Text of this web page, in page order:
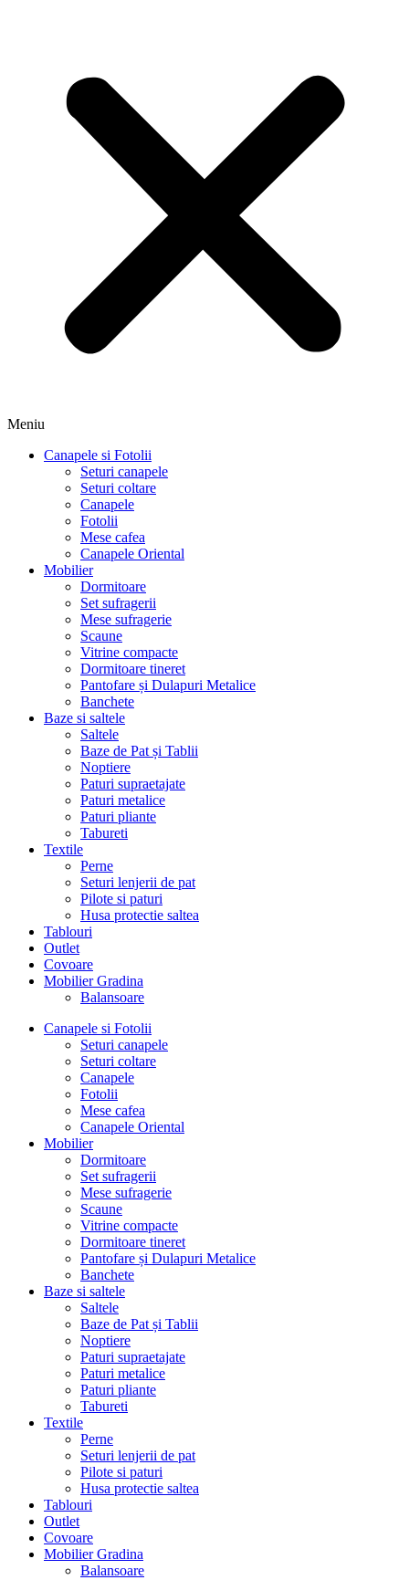
Meniu
Canapele si Fotolii
Seturi canapele
Seturi coltare
Canapele
Fotolii
Mese cafea
Canapele Oriental
Mobilier
Dormitoare
Set sufragerii
Mese sufragerie
Scaune
Vitrine compacte
Dormitoare tineret
Pantofare și Dulapuri Metalice
Banchete
Baze si saltele
Saltele
Baze de Pat și Tablii
Noptiere
Paturi supraetajate
Paturi metalice
Paturi pliante
Tabureti
Textile
Perne
Seturi lenjerii de pat
Pilote si paturi
Husa protectie saltea
Tablouri
Outlet
Covoare
Mobilier Gradina
Balansoare
Canapele si Fotolii
Seturi canapele
Seturi coltare
Canapele
Fotolii
Mese cafea
Canapele Oriental
Mobilier
Dormitoare
Set sufragerii
Mese sufragerie
Scaune
Vitrine compacte
Dormitoare tineret
Pantofare și Dulapuri Metalice
Banchete
Baze si saltele
Saltele
Baze de Pat și Tablii
Noptiere
Paturi supraetajate
Paturi metalice
Paturi pliante
Tabureti
Textile
Perne
Seturi lenjerii de pat
Pilote si paturi
Husa protectie saltea
Tablouri
Outlet
Covoare
Mobilier Gradina
Balansoare